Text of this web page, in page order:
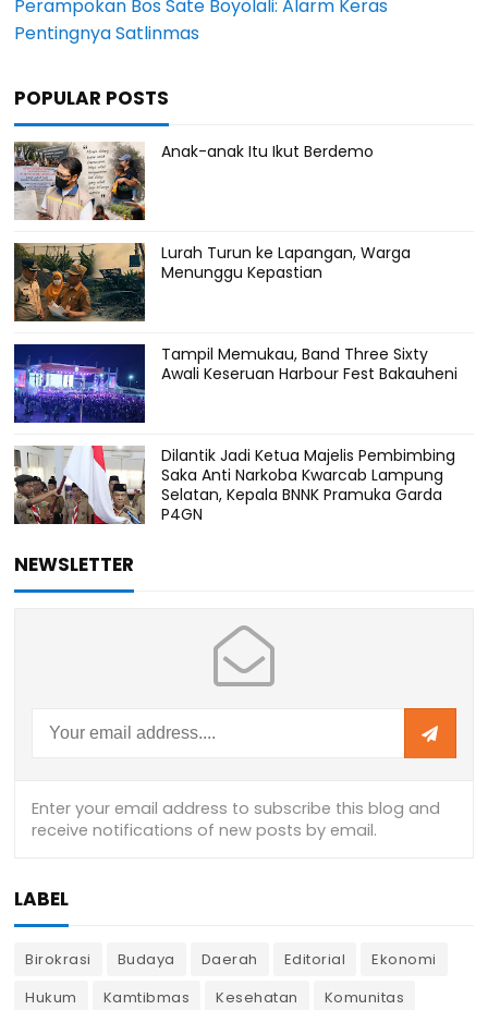
Perampokan Bos Sate Boyolali: Alarm Keras
Pentingnya Satlinmas
POPULAR POSTS
Anak-anak Itu Ikut Berdemo
Lurah Turun ke Lapangan, Warga
Menunggu Kepastian
Tampil Memukau, Band Three Sixty
Awali Keseruan Harbour Fest Bakauheni
Dilantik Jadi Ketua Majelis Pembimbing
Saka Anti Narkoba Kwarcab Lampung
Selatan, Kepala BNNK Pramuka Garda
P4GN
NEWSLETTER
LABEL
Birokrasi Budaya Daerah Editorial
Ekonomi
Hukum
Kamtibmas Kesehatan
Komunitas